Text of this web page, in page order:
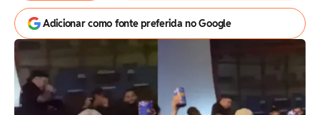
Adicionar como fonte preferida no Google